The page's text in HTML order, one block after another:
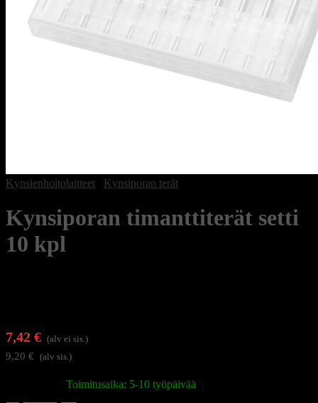
Kynsienhoitolaitteet Kynsiporan terät
Kynsiporan timanttiterät setti
10 kpl
7,42 € (alv ei sis.)
9,20 € (alv sis.)
Toimitusaika: 5-10 työpäivää